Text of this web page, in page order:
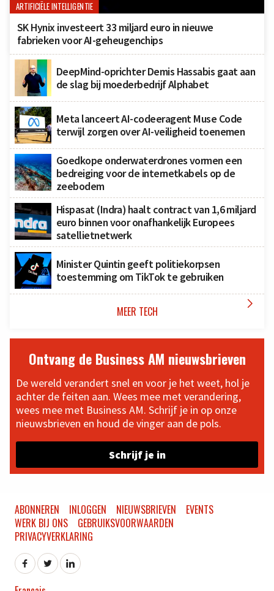
ARTIFICIËLE INTELLIGENTIE
SK Hynix investeert 33 miljard euro in nieuwe
fabrieken voor AI-geheugenchips
DeepMind-oprichter Demis Hassabis gaat aan
de slag bij moederbedrijf Alphabet
Meta lanceert AI-codeeragent Muse Code
terwijl zorgen over AI-veiligheid toenemen
Goedkope onderwaterdrones vormen een
bedreiging voor de internetkabels op de
zeebodem
Hispasat (Indra) haalt contract van 1,6 miljard
euro binnen voor onafhankelijk Europees
satellietnetwerk
Minister Quintin geeft politiekorpsen
toestemming om TikTok te gebruiken
MEER TECH 
Ontvang de Business AM nieuwsbrieven
De wereld verandert snel en voor je het weet, hol je
achter de feiten aan. Wees mee met verandering,
wees mee met Business AM. Schrijf je in op onze
nieuwsbrieven en houd de vinger aan de pols.
Schrijf je in
ABONNEREN INLOGGEN NIEUWSBRIEVEN
EVENTS
WERK BIJ ONS
GEBRUIKSVOORWAARDEN
PRIVACYVERKLARING